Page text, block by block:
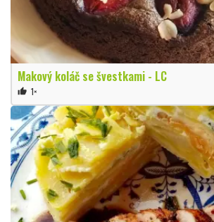
Makový koláč se švestkami - LC
thumb_up 1×